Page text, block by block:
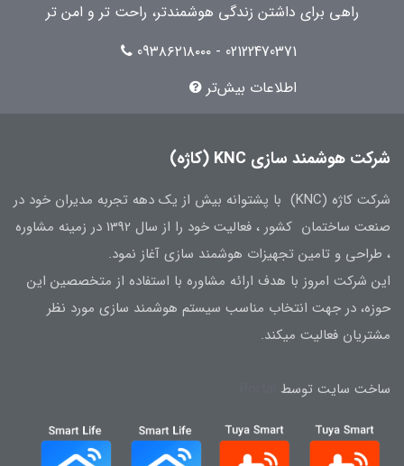
راهی برای داشتن زندگی هوشمندتر، راحت تر و امن تر
02122470371 - 09۳۸۶۲۱۸۰۰۰
اطلاعات بیش‌تر
شرکت هوشمند سازی KNC (کاژه)
شرکت کاژه (KNC) با پشتوانه بیش از یک دهه تجربه مدیران خود در
صنعت ساختمان کشور ، فعالیت خود را از سال 1392 در زمینه مشاوره
، طراحی و تامین تجهیزات هوشمند سازی آغاز نمود.
این شرکت امروز با هدف ارائه مشاوره با استفاده از متخصصین این
حوزه، در جهت انتخاب مناسب سیستم هوشمند سازی مورد نظر
مشتریان فعالیت میکند.
ساخت سایت توسط